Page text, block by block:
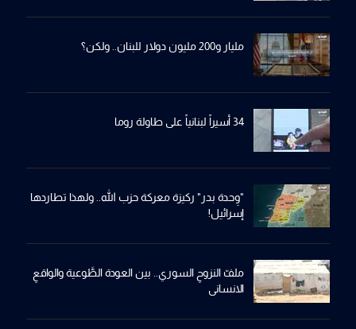
مليار و200 مليون دولار للبنان.. ولكن؟
34 أسيراً لبنانياً على طاولة روما
"وِحدة بدر" ركيزة معركة حزب الله.. ولهذا تطاردها
إسرائيل!
ملفّ النزوحِ السوري.. بين العودة الطَّوعية والواقعِ
الانساني